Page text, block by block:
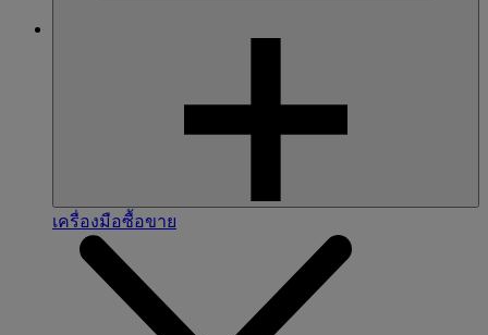
เครื่องมือซื้อขาย